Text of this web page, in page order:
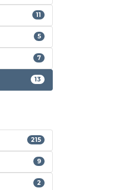
11
5
7
13
215
9
2